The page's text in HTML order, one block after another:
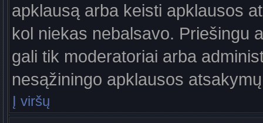
apklausą arba keisti apklausos
kol niekas nebalsavo. Priešingu
gali tik moderatoriai arba
nesąžiningo apklausos
Į viršų